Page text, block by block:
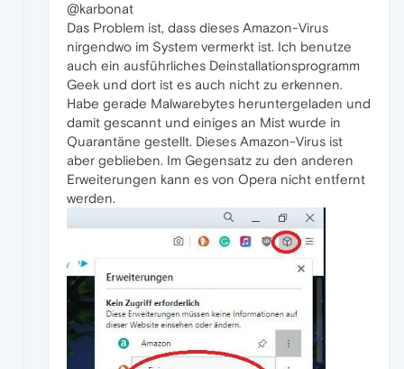
@karbonat
Das Problem ist, dass dieses Amazon-Virus
nirgendwo im System vermerkt ist. Ich benutze
auch ein ausführliches Deinstallationsprogramm
Geek und dort ist es auch nicht zu erkennen.
Habe gerade Malwarebytes heruntergeladen und
damit gescannt und einiges an Mist wurde in
Quarantäne gestellt. Dieses Amazon-Virus ist
aber geblieben. Im Gegensatz zu den anderen
Erweiterungen kann es von Opera nicht entfernt
werden.